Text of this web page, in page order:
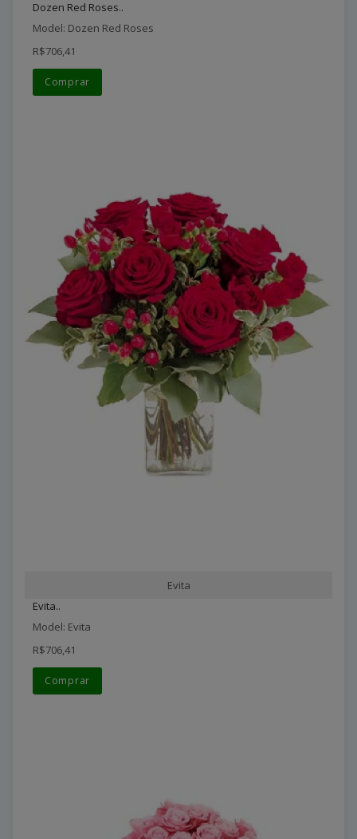
Dozen Red Roses..
Model: Dozen Red Roses
R$706,41
Comprar
Evita
Evita..
Model: Evita
R$706,41
Comprar